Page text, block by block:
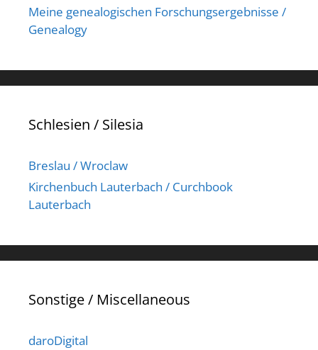
Meine genealogischen Forschungsergebnisse /
Genealogy
Schlesien / Silesia
Breslau / Wroclaw
Kirchenbuch Lauterbach / Curchbook
Lauterbach
Sonstige / Miscellaneous
daroDigital